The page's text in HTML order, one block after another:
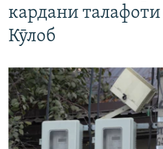
кардани
Кӯлоб